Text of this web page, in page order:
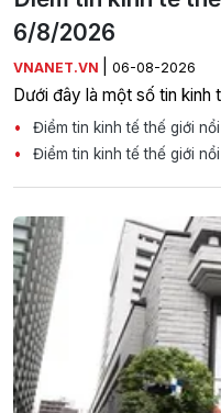
6/8/2026
VNANET.VN 06-08-2026
Dưới đây là một số tin
Điểm tin kinh tế thế giới
Điểm tin kinh tế thế giới